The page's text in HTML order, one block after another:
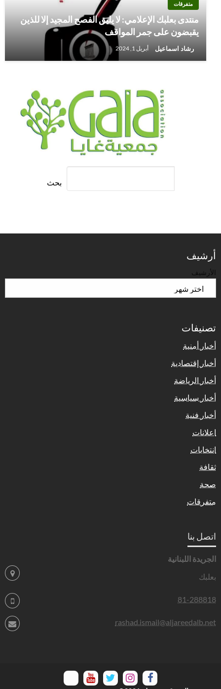
متفرقات
منتدى بعلبك الإعلامي: لا يليق الفصح المجيد إلا للذين
يقبضون على جمر المواقف
رشاد اسماعيل أبريل 1, 2024
بحث
أرشيف
الأرشيف
تصنيفات
أخبار أمنية
أخبار إقتصادية
أخبار الرياضة
أخبار سياسية
أخبار فنية
اعلانات
انتخابات
ثقافة
صحة
متفرقات
اتصل بنا
الجريدة اللبنانية
بعلبك
81-288818
rashad.ismail@aljareedalb.net